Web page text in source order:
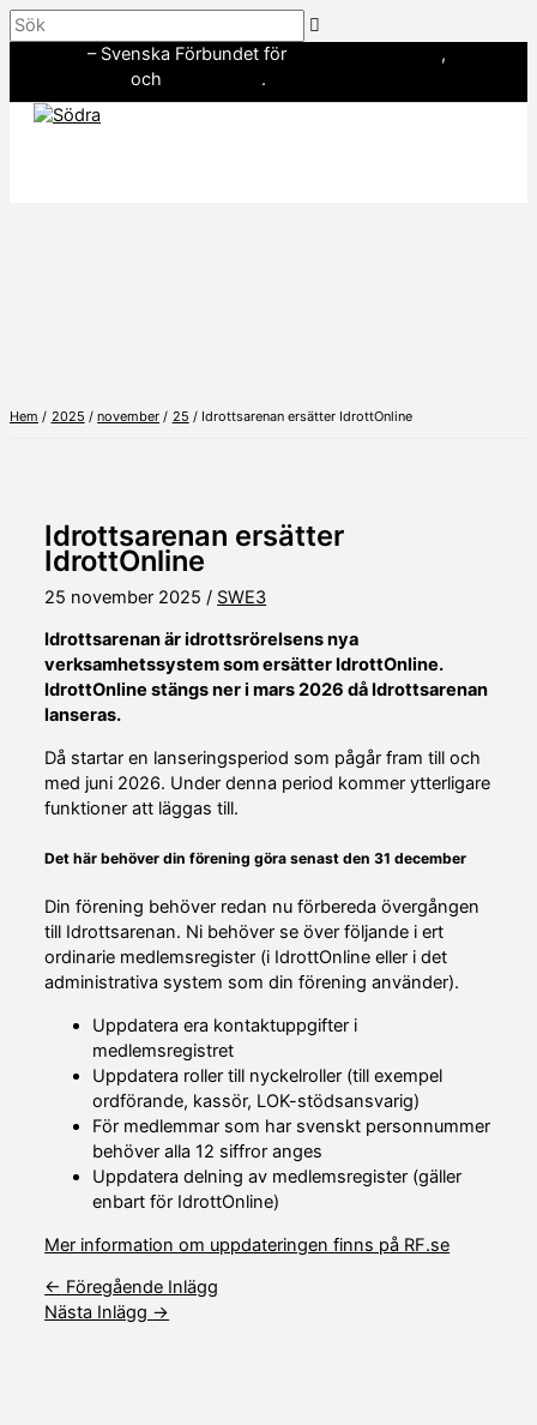
Hoppa
till
Sök
– Svenska Förbundet för
,
och .
Hem 2025 november 25 Idrottsarenan ersätter IdrottOnline
Idrottsarenan ersätter
IdrottOnline
25 november 2025/ SWE3
Idrottsarenan är idrottsrörelsens nya
verksamhetssystem som ersätter IdrottOnline.
IdrottOnline stängs ner i mars 2026 då Idrottsarenan
lanseras.
Då startar en lanseringsperiod som pågår fram till och
med juni 2026. Under denna period kommer ytterligare
funktioner att läggas till.
Det här behöver din förening göra senast den 31 december
Din förening behöver redan nu förbereda övergången
till Idrottsarenan. Ni behöver se över följande i ert
ordinarie medlemsregister (i IdrottOnline eller i det
administrativa system som din förening använder).
Uppdatera era kontaktuppgifter i
medlemsregistret
Uppdatera roller till nyckelroller (till exempel
ordförande, kassör, LOK-stödsansvarig)
För medlemmar som har svenskt personnummer
behöver alla 12 siffror anges
Uppdatera delning av medlemsregister (gäller
enbart för IdrottOnline)
Mer information om uppdateringen finns på RF.se
← Föregående Inlägg
Nästa Inlägg →